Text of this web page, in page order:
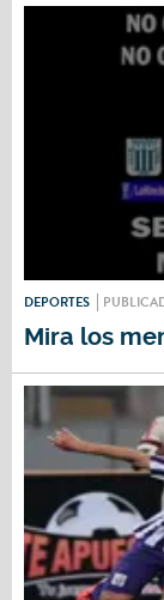
DEPORTES
Mira los